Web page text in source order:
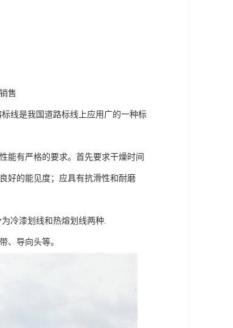
售
线是我国道路标线上应用广的一种标
能有严格的要求。首先要求干燥时间
好的能见度；应具有抗滑性和耐磨
冷漆划线和热熔划线两种.
、导向头等。